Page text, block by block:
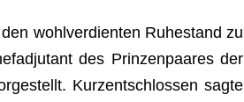
wohl­ver­dien­ten Ruhe­stand zu
des Prin­zen­paa­res der
Kurz­ent­schlos­sen sagte